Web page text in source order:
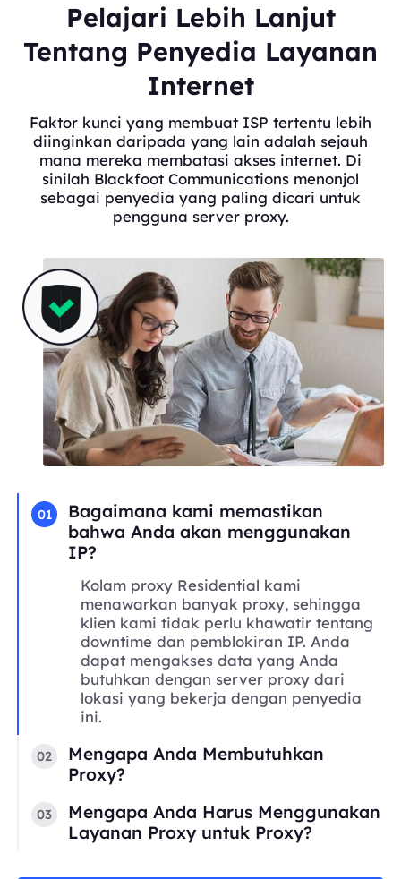
Pelajari Lebih Lanjut
Tentang Penyedia Layanan
Internet
Faktor kunci yang membuat ISP tertentu lebih
diinginkan daripada yang lain adalah sejauh
mana mereka membatasi akses internet. Di
sinilah Blackfoot Communications menonjol
sebagai penyedia yang paling dicari untuk
pengguna server proxy.
01
Bagaimana kami memastikan
bahwa Anda akan menggunakan
IP?
Kolam proxy Residential kami
menawarkan banyak proxy, sehingga
klien kami tidak perlu khawatir tentang
downtime dan pemblokiran IP. Anda
dapat mengakses data yang Anda
butuhkan dengan server proxy dari
lokasi yang bekerja dengan penyedia
ini.
02
Mengapa Anda Membutuhkan
Proxy?
03
Mengapa Anda Harus Menggunakan
Layanan Proxy untuk Proxy?